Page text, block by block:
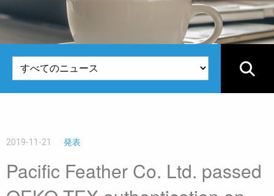
2019-11-21 発表
Pacific Feather Co. Ltd. passed